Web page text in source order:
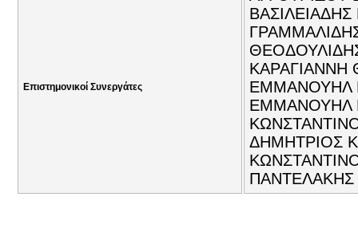
Επιστημονικοί Συνεργάτες
ΕΜΜΑΝΟΥΗΛ
ΕΜΜΑΝΟΥΗΛ
ΔΗΜΗΤΡΙΟΣ